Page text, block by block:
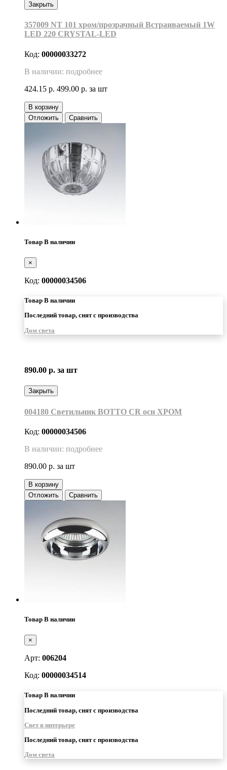
Закрыть
357009 NT 101 хром/прозрачный Встраиваемый 1W
LED 220 CRYSTAL-LED
Код: 00000033272
В наличии: подробнее
424.15 р. 499.00 р. за шт
В корзину
Отложить
Сравнить
Товар В наличии
×
Код: 00000034506
Товар В наличии
Последний товар, снят с производства
Дом света
890.00 р. за шт
Закрыть
004180 Светильник BOTTO CR осн ХРОМ
Код: 00000034506
В наличии: подробнее
890.00 р. за шт
В корзину
Отложить
Сравнить
Товар В наличии
×
Арт: 006204
Код: 00000034514
Товар В наличии
Последний товар, снят с производства
Свет в интерьере
Последний товар, снят с производства
Дом света